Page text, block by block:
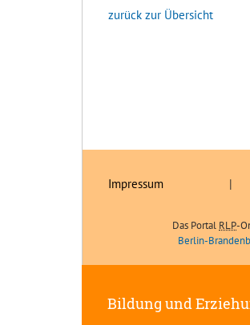
zurück zur Übersicht
Impressum |
Das Portal RLP-
Berlin-
Bildung und